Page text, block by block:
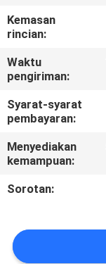
HUBUNGI
LARUTAN
SITEMAP
PRIVACY
POLICY
Kemasan
rincian:
Waktu
pengiriman:
Syarat-syarat
pembayaran:
Menyediakan
kemampuan:
Sorotan: